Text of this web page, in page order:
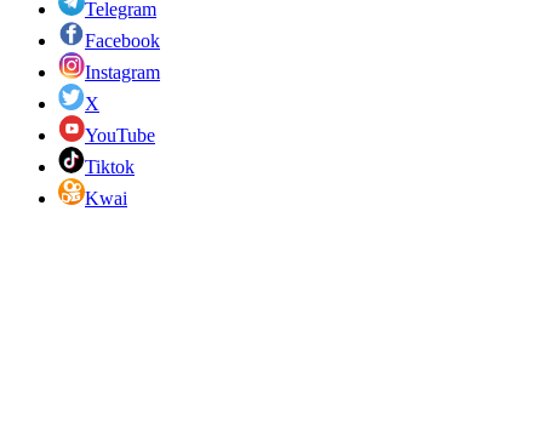
Telegram
Facebook
Instagram
X
YouTube
Tiktok
Kwai